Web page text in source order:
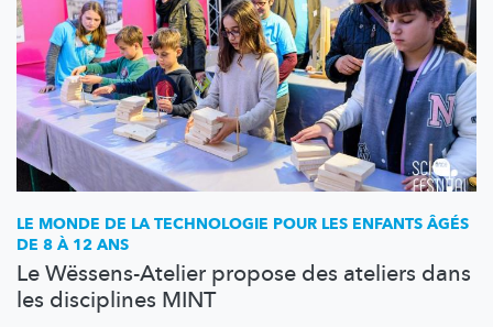
LE MONDE DE LA TECHNOLOGIE POUR LES ENFANTS ÂGÉS
DE 8 À 12 ANS
Le Wëssens-Atelier propose des ateliers dans
les disciplines MINT